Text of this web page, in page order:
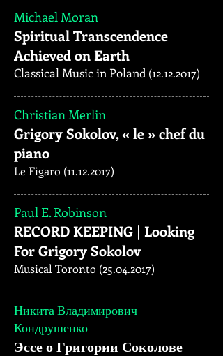
Michael Moran
Spiritual Transcendence
Achieved on Earth
Classical Music in Poland (12.12.2017)
Christian Merlin
Grigory Sokolov, « le » chef du
piano
Le Figaro (11.12.2017)
Paul E. Robinson
RECORD KEEPING | Looking
For Grigory Sokolov
Musical Toronto (25.04.2017)
Никита Владимирович
Кондрушенко
Эссе о Григории Соколове